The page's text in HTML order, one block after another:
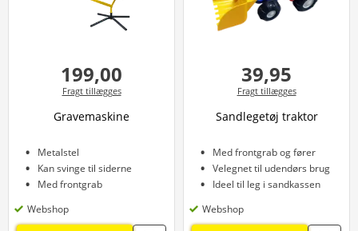
199,00
Fragt tillægges
Gravemaskine
Metalstel
Kan svinge til siderne
Med frontgrab
Webshop
39,95
Fragt tillægges
Sandlegetøj traktor
Med frontgrab og fører
Velegnet til udendørs brug
Ideel til leg i sandkassen
Webshop